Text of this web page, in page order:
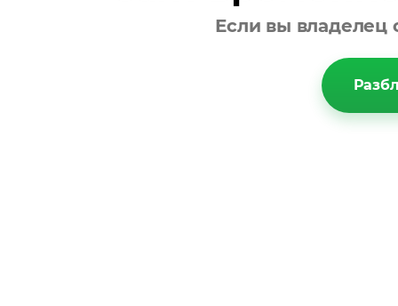
Если вы владелец